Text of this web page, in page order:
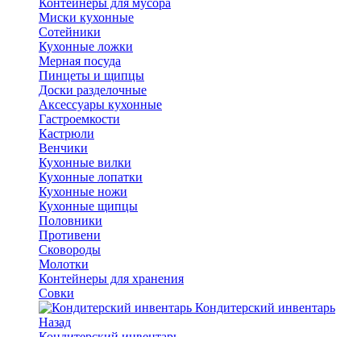
Миски кухонные
Сотейники
Кухонные ложки
Мерная посуда
Пинцеты и щипцы
Доски разделочные
Аксессуары кухонные
Гастроемкости
Кастрюли
Венчики
Кухонные вилки
Кухонные лопатки
Кухонные ножи
Кухонные щипцы
Половники
Противени
Сковороды
Молотки
Контейнеры для хранения
Совки
Кондитерский инвентарь
Назад